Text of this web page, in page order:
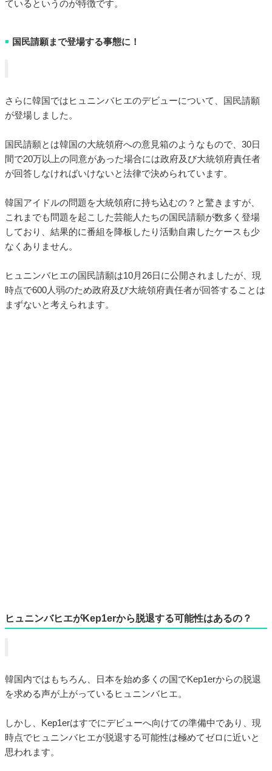
ているというのが特徴です。
■ 国民請願まで登場する事態に！
さらに韓国ではヒュニンバヒエのデビューについて、国民請願
が登場しました。
国民請願とは韓国の大統領府への意見箱のようなもので、30日
間で20万以上の同意があった場合には政府及び大統領府責任者
が回答しなければいけないと法律で決められています。
韓国アイドルの問題を大統領府に持ち込むの？と驚きますが、
これまでも問題を起こした芸能人たちの国民請願が数多く登場
しており、結果的に番組を降板したり活動自粛したケースも少
なくありません。
ヒュニンバヒエの国民請願は10月26日に公開されましたが、現
時点で600人弱のため政府及び大統領府責任者が回答することは
まずないと考えられます。
ヒュニンバヒエがKep1erから脱退する可能性はあるの？
韓国内ではもちろん、日本を始め多くの国でKep1erからの脱退
を求める声が上がっているヒュニンバヒエ。
しかし、Kep1erはすでにデビューへ向けての準備中であり、現
時点でヒュニンバヒエが脱退する可能性は極めてゼロに近いと
思われます。